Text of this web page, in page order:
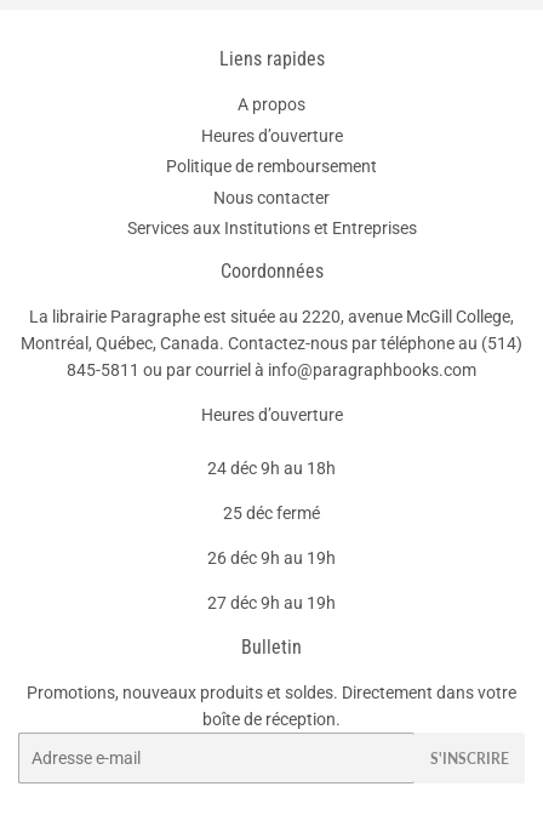
Liens rapides
A propos
Heures d’ouverture
Politique de remboursement
Nous contacter
Services aux Institutions et Entreprises
Coordonnées
La librairie Paragraphe est située au 2220, avenue McGill College,
Montréal, Québec, Canada. Contactez-nous par téléphone au (514)
845-5811 ou par courriel à info@paragraphbooks.com
Heures d’ouverture
24 déc 9h au 18h
25 déc fermé
26 déc 9h au 19h
27 déc 9h au 19h
Bulletin
Promotions, nouveaux produits et soldes. Directement dans votre
boîte de réception.
Courriel
S'INSCRIRE